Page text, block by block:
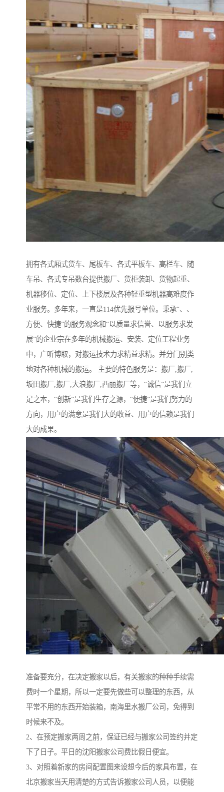
拥有各式厢式货车、尾板车、各式平板车、高栏车、随
车吊、各式专吊数台提供搬厂、货柜装卸、货物起重、
机器移位、定位、上下楼层及各种轻重型机器高难度作
业服务。多年来，一直是114优先报号单位。秉承“、、
方便、快捷”的服务观念和“以质量求信誉、以服务求发
展”的企业宗在多年的机械搬运、安装、定位工程业务
中，广听博取，对搬运技术力求精益求精。并分门别类
地对各种机械的搬运。 主要的特色服务是：搬厂,搬厂,
坂田搬厂,搬厂,大浪搬厂,西丽搬厂等，“诚信”是我们立
足之本，“创新”是我们生存之源，“便捷”是我们努力的
方向，用户的满意是我们大的收益、用户的信赖是我们
大的成果。
准备要充分，在决定搬家以后，有关搬家的种种手续需
费时一个星期，所以一定要先做些可以整理的东西，从
平常不用的东西开始装箱，南海里水搬厂公司，免得到
时候来不及。
2、在预定搬家两周之前，保证已经与搬家公司签约并定
下了日子。平日的沈阳搬家公司费比假日便宜。
3、对照着新家的房间配置图来设想今后的家具布置，在
北京搬家当天用清楚的方式告诉搬家公司人员，以便能